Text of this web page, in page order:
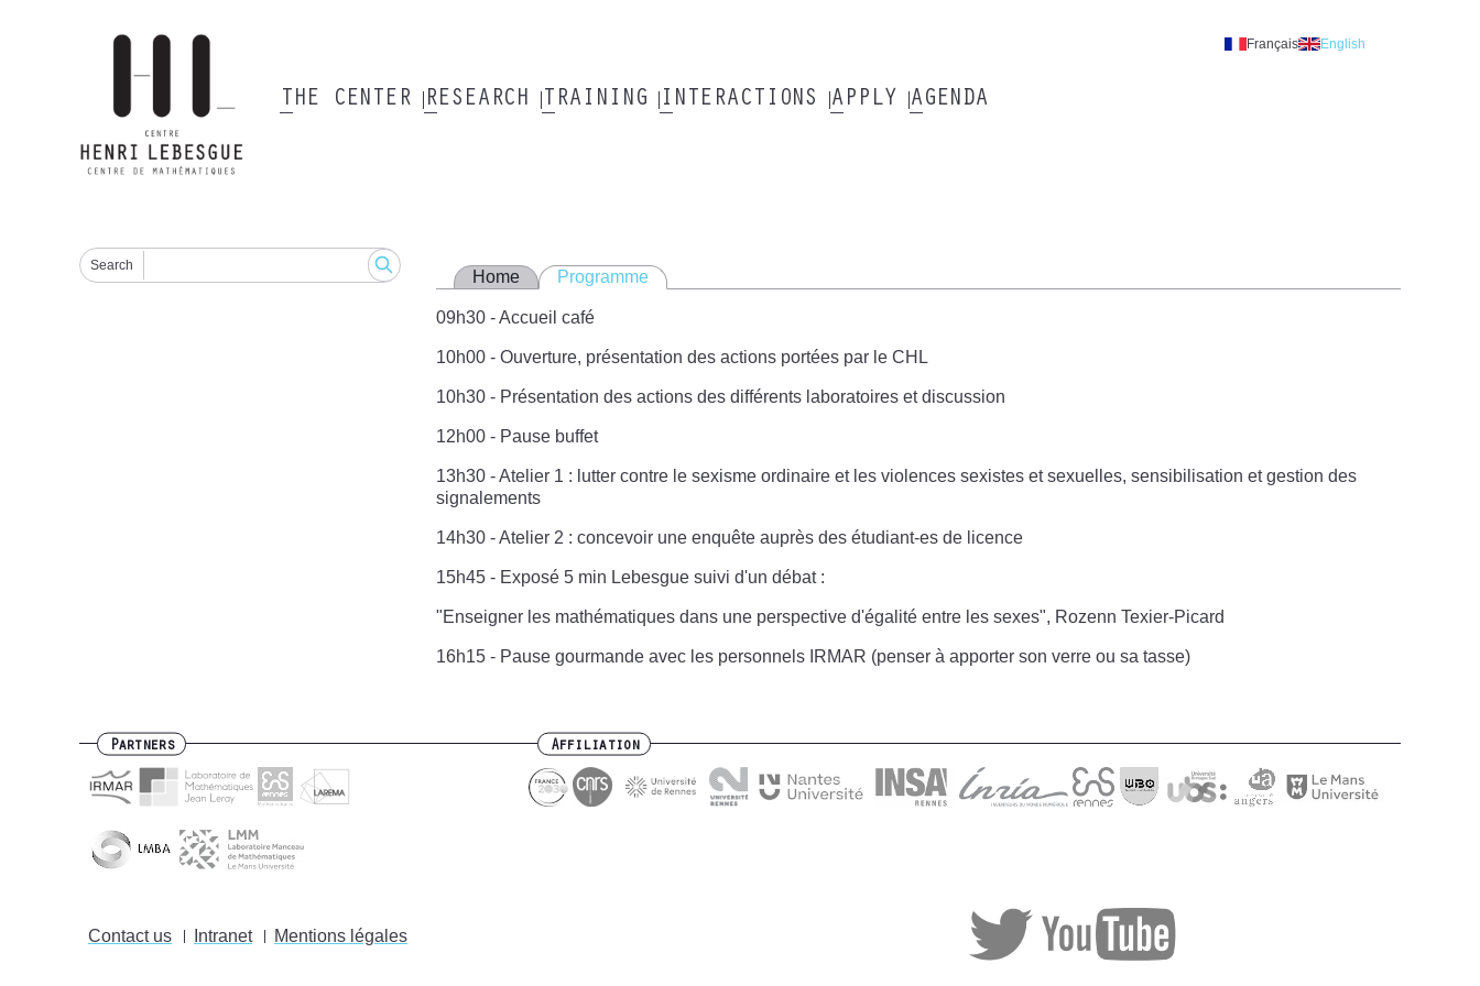
Français English
Main
THE CENTER RESEARCH TRAINING INTERACTIONS APPLY AGENDA
Search
Home Programme
09h30 - Accueil café
10h00 - Ouverture, présentation des actions portées par le CHL
10h30 - Présentation des actions des différents laboratoires et discussion
12h00 - Pause buffet
13h30 - Atelier 1 : lutter contre le sexisme ordinaire et les violences sexistes et sexuelles, sensibilisation et gestion des
signalements
14h30 - Atelier 2 : concevoir une enquête auprès des étudiant-es de licence
15h45 - Exposé 5 min Lebesgue suivi d'un débat :
"Enseigner les mathématiques dans une perspective d'égalité entre les sexes", Rozenn Texier-Picard
16h15 - Pause gourmande avec les personnels IRMAR (penser à apporter son verre ou sa tasse)
Partners Affiliation
Footer
Contact us Intranet Mentions légales